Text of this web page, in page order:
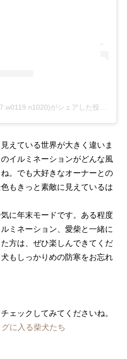
えている世界が大きく違いま
イルミネーションがどんな風
。でも大好きなオーナーとの
もきっと素敵に見えているは
に年末モードです。ある程度
ミネーション、愛柴と一緒に
方は、ぜひ楽しんできてくだ
もしっかりめの防寒をお忘れ
ェックしてみてくださいね。
に入る柴犬たち